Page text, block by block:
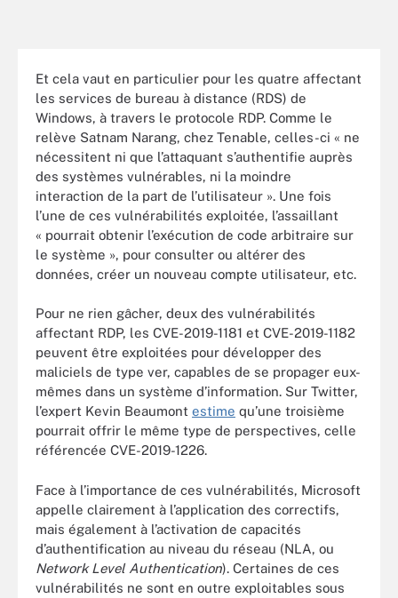
Et cela vaut en particulier pour les quatre affectant
les services de bureau à distance (RDS) de
Windows, à travers le protocole RDP. Comme le
relève Satnam Narang, chez Tenable, celles-ci « ne
nécessitent ni que l’attaquant s’authentifie auprès
des systèmes vulnérables, ni la moindre
interaction de la part de l’utilisateur ». Une fois
l’une de ces vulnérabilités exploitée, l’assaillant
« pourrait obtenir l’exécution de code arbitraire sur
le système », pour consulter ou altérer des
données, créer un nouveau compte utilisateur, etc.
Pour ne rien gâcher, deux des vulnérabilités
affectant RDP, les CVE-2019-1181 et CVE-2019-1182
peuvent être exploitées pour développer des
maliciels de type ver, capables de se propager eux-
mêmes dans un système d’information. Sur Twitter,
l’expert Kevin Beaumont estime qu’une troisième
pourrait offrir le même type de perspectives, celle
référencée CVE-2019-1226.
Face à l’importance de ces vulnérabilités, Microsoft
appelle clairement à l’application des correctifs,
mais également à l’activation de capacités
d’authentification au niveau du réseau (NLA, ou
Network Level Authentication). Certaines de ces
vulnérabilités ne sont en outre exploitables sous